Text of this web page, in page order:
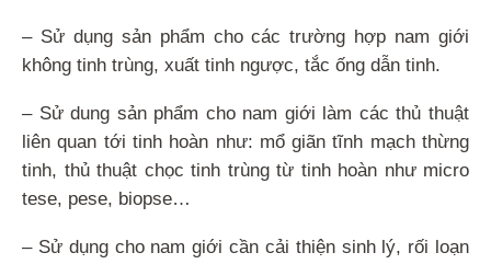
– Sử dụng sản phẩm cho các trường hợp nam giới
không tinh trùng, xuất tinh ngược, tắc ống dẫn tinh.
– Sử dung sản phẩm cho nam giới làm các thủ thuật
liên quan tới tinh hoàn như: mổ giãn tĩnh mạch thừng
tinh, thủ thuật chọc tinh trùng từ tinh hoàn như micro
tese, pese, biopse…
– Sử dụng cho nam giới cần cải thiện sinh lý, rối loạn